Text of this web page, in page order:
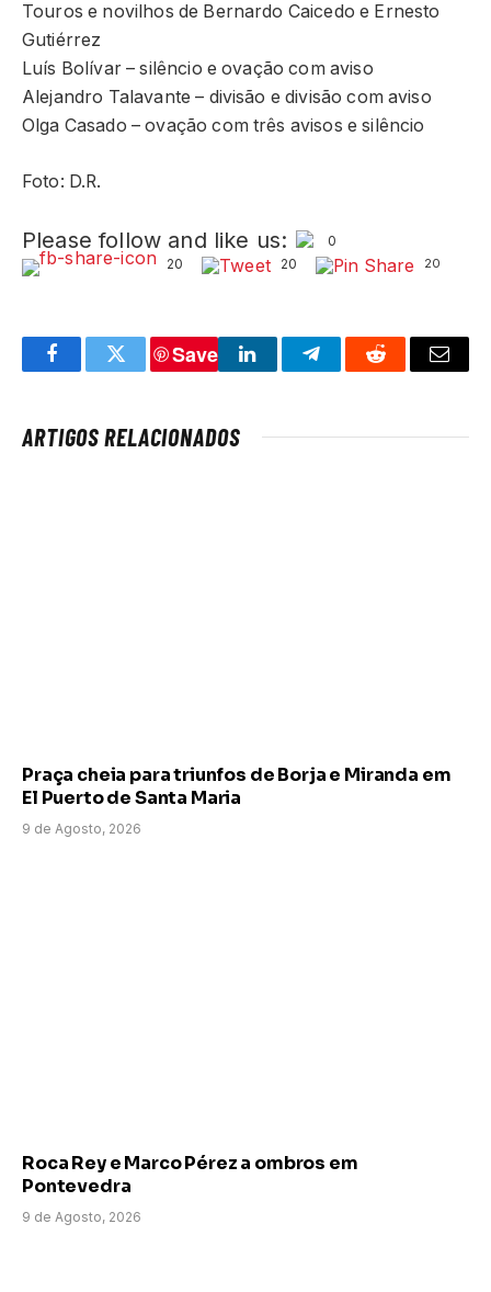
Touros e novilhos de Bernardo Caicedo e Ernesto
Gutiérrez
Luís Bolívar – silêncio e ovação com aviso
Alejandro Talavante – divisão e divisão com aviso
Olga Casado – ovação com três avisos e silêncio
Foto: D.R.
Please follow and like us:
0
20
20 20
FacebookTwitter
Save
LinkedInTelegramReddit Email
ARTIGOS RELACIONADOS
Praça cheia para triunfos de Borja e Miranda em
El Puerto de Santa Maria
9 de Agosto, 2026
Roca Rey e Marco Pérez a ombros em
Pontevedra
9 de Agosto, 2026